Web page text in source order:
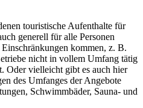
touristische Aufenthalte für
generell für alle Personen
kommen, z. B.
nicht in vollem Umfang tätig
Oder vielleicht gibt es auch hier
des Umfanges der Angebote
Schwimmbäder, Sauna- und